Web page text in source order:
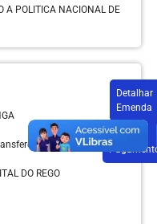
A POLITICA NACIONAL DE
com Finalidade
DO REGO
Detalhar
Emenda
Detalhar